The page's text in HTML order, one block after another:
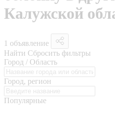
Калужской
1 объявление
Найти Сбросить фильтры
Город / Область
Город, регион
Популярные